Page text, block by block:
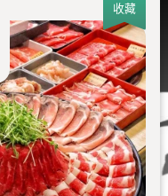
收藏